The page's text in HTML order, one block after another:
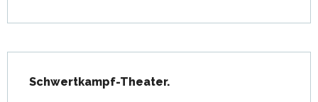
Schwertkampf-Theater.